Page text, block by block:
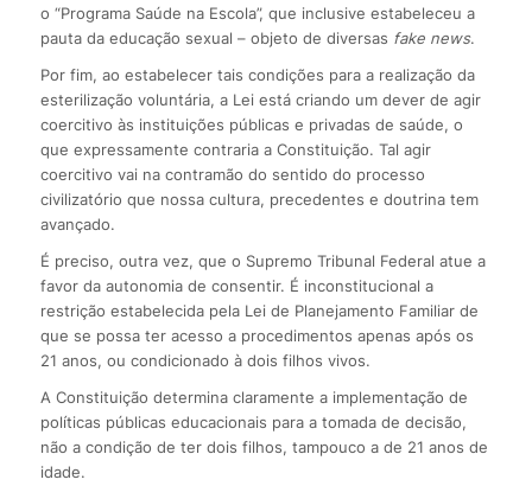
o “Programa Saúde na Escola”, que inclusive estabeleceu a
pauta da educação sexual – objeto de diversas fake news.
Por fim, ao estabelecer tais condições para a realização da
esterilização voluntária, a Lei está criando um dever de agir
coercitivo às instituições públicas e privadas de saúde, o
que expressamente contraria a Constituição. Tal agir
coercitivo vai na contramão do sentido do processo
civilizatório que nossa cultura, precedentes e doutrina tem
avançado.
É preciso, outra vez, que o Supremo Tribunal Federal atue a
favor da autonomia de consentir. É inconstitucional a
restrição estabelecida pela Lei de Planejamento Familiar de
que se possa ter acesso a procedimentos apenas após os
21 anos, ou condicionado à dois filhos vivos.
A Constituição determina claramente a implementação de
políticas públicas educacionais para a tomada de decisão,
não a condição de ter dois filhos, tampouco a de 21 anos de
idade.